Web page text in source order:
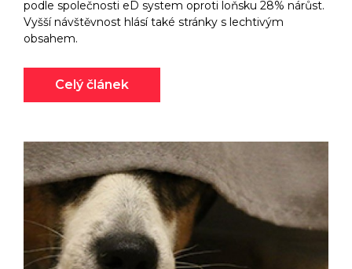
podle společnosti eD system oproti loňsku 28% nárůst.
Vyšší návštěvnost hlásí také stránky s lechtivým
obsahem.
Celý článek